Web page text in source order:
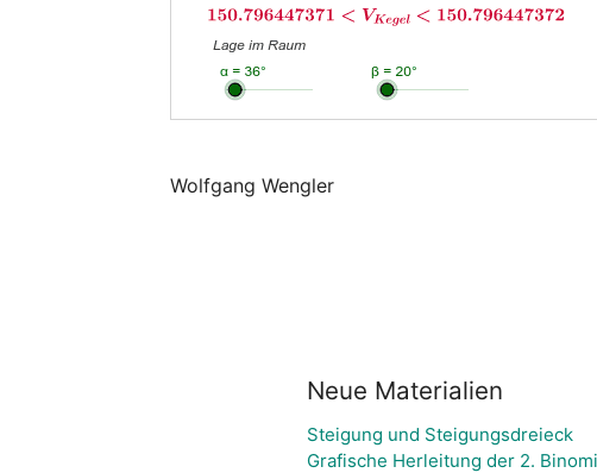
Wolfgang Wengler
Neue Materialien
Steigung und Steigungsdreieck
Grafische Herleitung der 2.